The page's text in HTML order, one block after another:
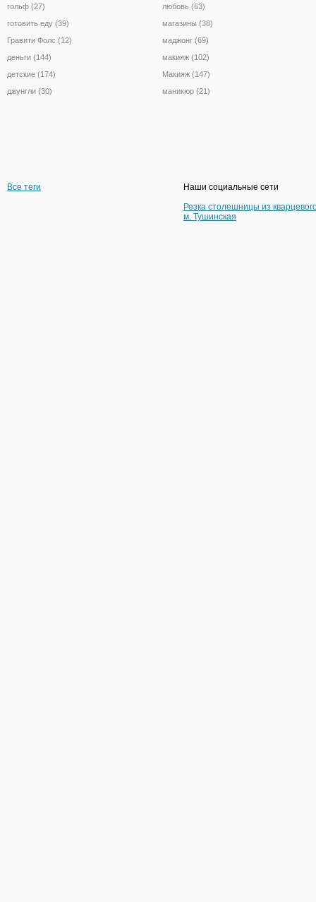
гольф (27)
готовить еду (39)
Гравити Фолс (12)
деньги (144)
детские (174)
джунгли (30)
любовь (63)
магазины (38)
маджонг (69)
макияж (102)
Макияж (147)
маникюр (21)
Все теги
Наши социальные сети
Резка столешницы из
м. Тушинская